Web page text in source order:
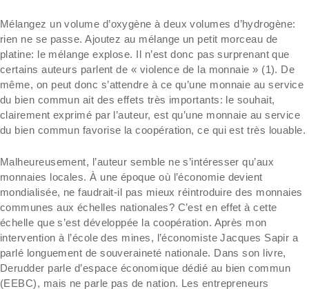
Mélangez un volume d’oxygène à deux volumes d’hydrogène:
rien ne se passe. Ajoutez au mélange un petit morceau de
platine: le mélange explose. Il n’est donc pas surprenant que
certains auteurs parlent de « violence de la monnaie » (1). De
même, on peut donc s’attendre à ce qu’une monnaie au service
du bien commun ait des effets très importants: le souhait,
clairement exprimé par l’auteur, est qu’une monnaie au service
du bien commun favorise la coopération, ce qui est très louable.
Malheureusement, l’auteur semble ne s’intéresser qu’aux
monnaies locales. À une époque où l’économie devient
mondialisée, ne faudrait-il pas mieux réintroduire des monnaies
communes aux échelles nationales? C’est en effet à cette
échelle que s’est développée la coopération. Après mon
intervention à l’école des mines, l’économiste Jacques Sapir a
parlé longuement de souveraineté nationale. Dans son livre,
Derudder parle d’espace économique dédié au bien commun
(EEBC), mais ne parle pas de nation. Les entrepreneurs